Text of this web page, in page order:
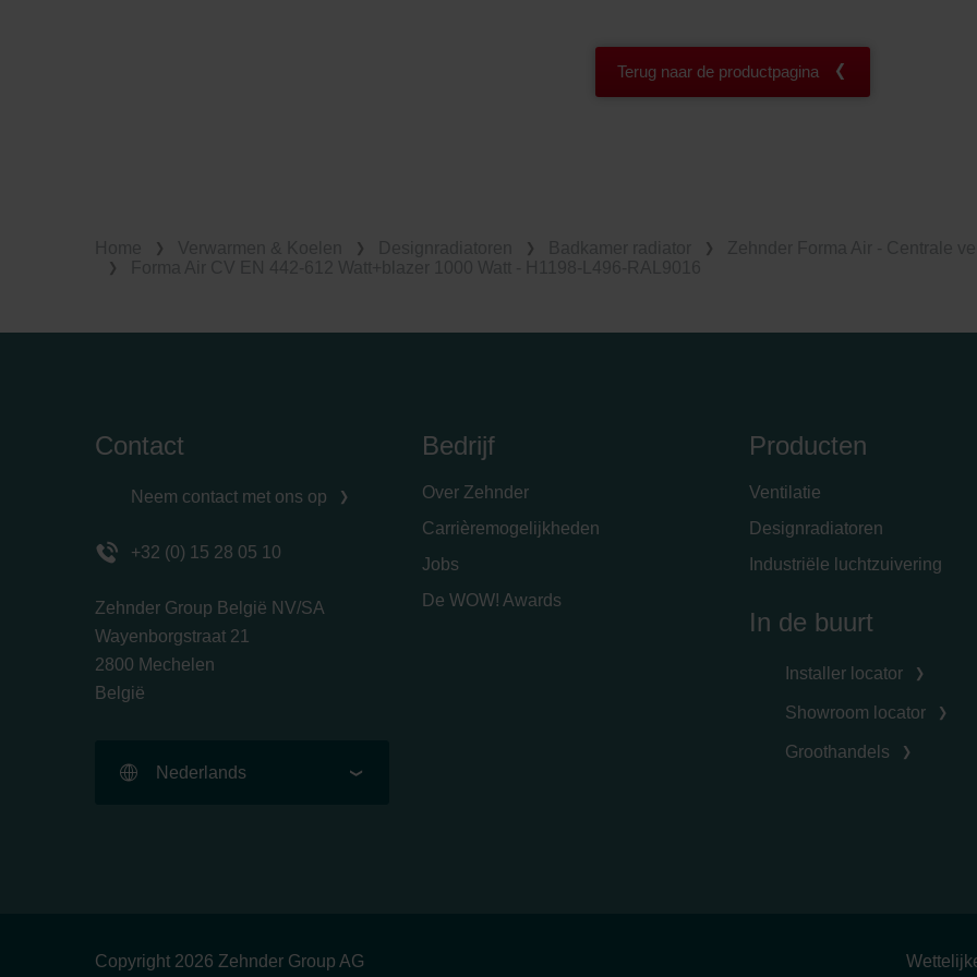
Terug naar de productpagina
Contact
Neem contact met ons op
+32 (0) 15 28 05 10
Zehnder Group België NV/SA
Wayenborgstraat 21
2800 Mechelen
België
Nederlands
Bedrijf
Over Zehnder
Carrièremogelijkheden
Jobs
De WOW! Awards
Producten
Ventilatie
Designradiatoren
Industriële luchtzuivering
In de buurt
Installer locator
Showroom locator
Groothandels
Copyright 2026 Zehnder Group AG